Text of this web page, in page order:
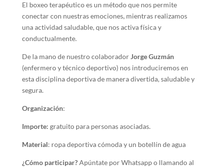
El boxeo terapéutico es un método que nos permite
conectar con nuestras emociones, mientras realizamos
una actividad saludable, que nos activa física y
conductualmente.
De la mano de nuestro colaborador Jorge Guzmán
(enfermero y técnico deportivo) nos introduciremos en
esta disciplina deportiva de manera divertida, saludable y
segura.
Organización:
Importe: gratuito para personas asociadas.
Material: ropa deportiva cómoda y un botellín de agua
¿Cómo participar?Apúntate por Whatsapp o llamando al